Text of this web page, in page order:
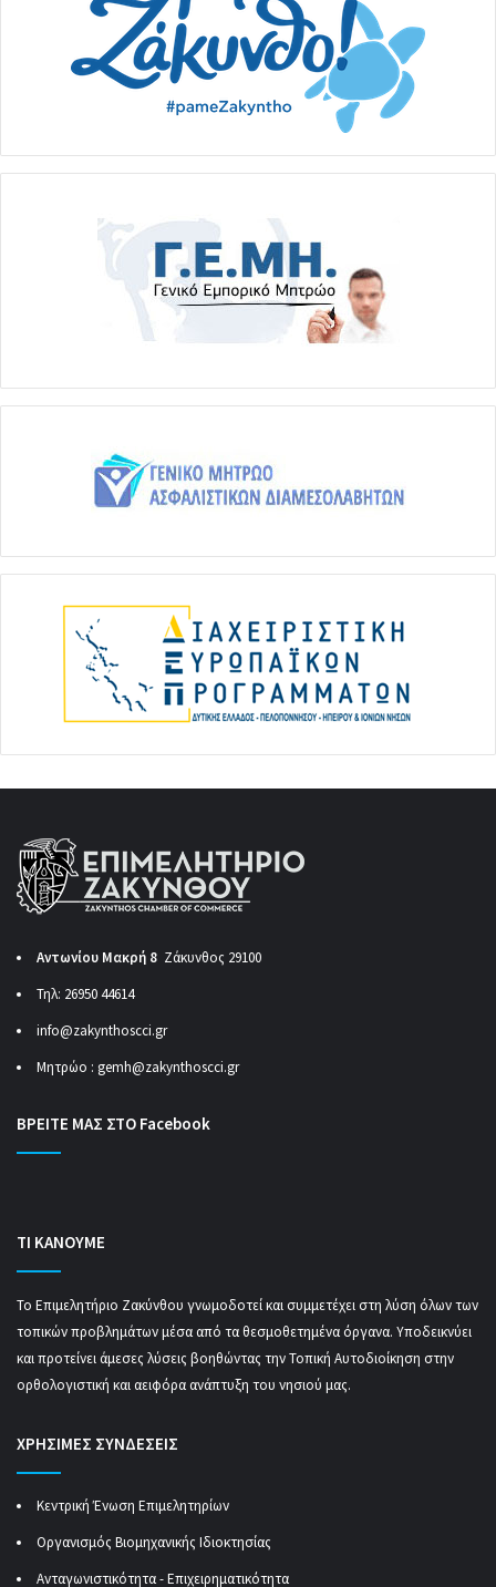
Αντωνίου Μακρή 8 Ζάκυνθος 29100
Τηλ: 26950 44614
info@zakynthoscci.gr
Μητρώο : gemh@zakynthoscci.gr
ΒΡΕΙΤΕ ΜΑΣ ΣΤΟ Facebook
ΤΙ ΚΑΝΟΥΜΕ
Το Επιμελητήριο Ζακύνθου γνωμοδοτεί και συμμετέχει στη λύση όλων των
τοπικών προβλημάτων μέσα από τα θεσμοθετημένα όργανα. Υποδεικνύει
και προτείνει άμεσες λύσεις βοηθώντας την Τοπική Αυτοδιοίκηση στην
ορθολογιστική και αειφόρα ανάπτυξη του νησιού μας.
ΧΡΗΣΙΜΕΣ ΣΥΝΔΕΣΕΙΣ
Κεντρική Ένωση Επιμελητηρίων
Οργανισμός Βιομηχανικής Ιδιοκτησίας
Ανταγωνιστικότητα - Επιχειρηματικότητα